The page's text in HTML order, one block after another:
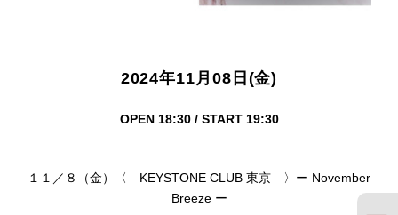
2024年11月08日(金)
OPEN 18:30 / START 19:30
１１／８（金）〈 KEYSTONE CLUB 東京 〉ー November
Breeze ー